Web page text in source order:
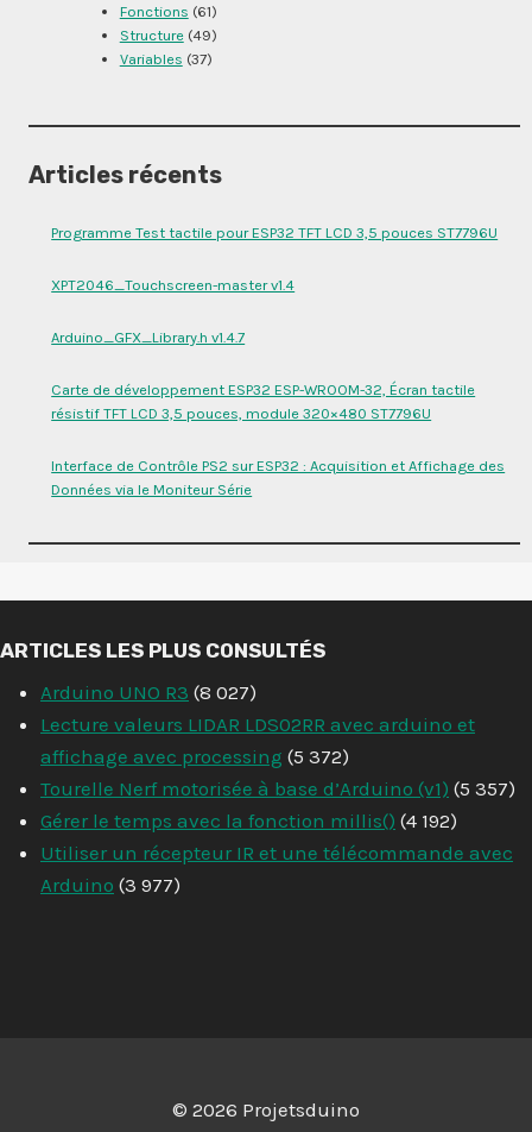
Fonctions (61)
Structure(49)
Variables (37)
Articles récents
Programme Test tactile pour ESP32 TFT LCD 3,5 pouces ST7796U
XPT2046_Touchscreen-master v1.4
Arduino_GFX_Library.h v1.4.7
Carte de développement ESP32 ESP-WROOM-32, Écran tactile
résistif TFT LCD 3,5 pouces, module 320×480 ST7796U
Interface de Contrôle PS2 sur ESP32 : Acquisition et Affichage des
Données via le Moniteur Série
ARTICLES LES PLUS CONSULTÉS
Arduino UNO R3 (8 027)
Lecture valeurs LIDAR LDS02RR avec arduino et
affichage avec processing (5 372)
Tourelle Nerf motorisée à base d’Arduino (v1) (5 357)
Gérer le temps avec la fonction millis() (4 192)
Utiliser un récepteur IR et une télécommande avec
Arduino (3 977)
© 2026 Projetsduino